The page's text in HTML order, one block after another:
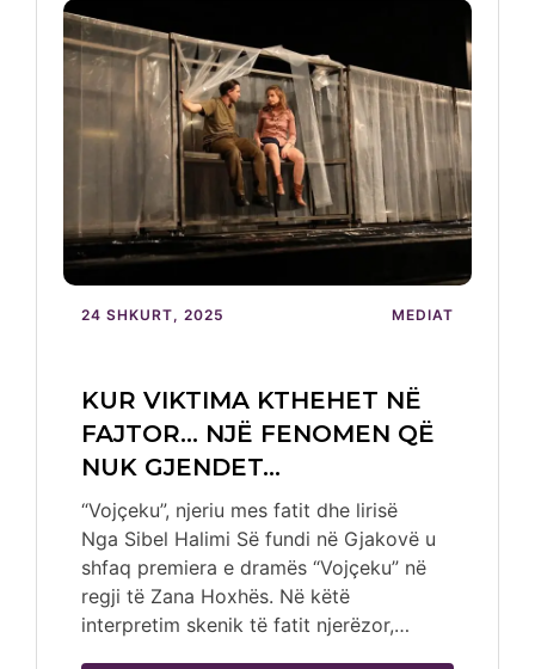
24 SHKURT, 2025 MEDIAT
KUR VIKTIMA KTHEHET NË
FAJTOR… NJË FENOMEN QË
NUK GJENDET…
“Vojçeku”, njeriu mes fatit dhe lirisë
Nga Sibel Halimi Së fundi në Gjakovë u
shfaq premiera e dramës “Vojçeku” në
regji të Zana Hoxhës. Në këtë
interpretim skenik të fatit njerëzor,…